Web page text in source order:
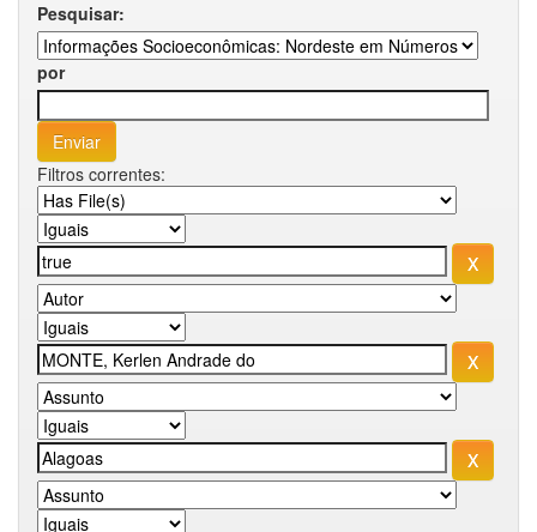
Pesquisar:
por
Filtros correntes: